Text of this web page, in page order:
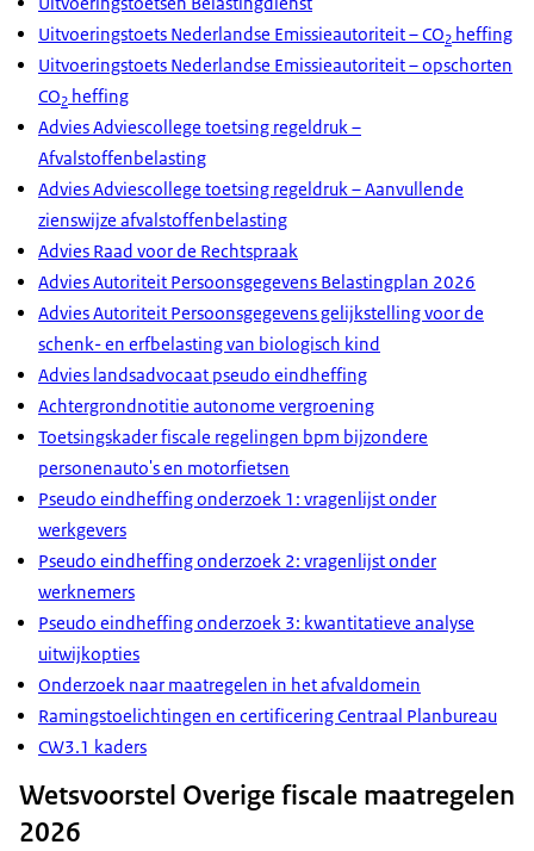
Uitvoeringstoets Nederlandse Emissieautoriteit – CO2 heffing
Uitvoeringstoets Nederlandse Emissieautoriteit – opschorten
CO2 heffing
Advies Adviescollege toetsing regeldruk –
Afvalstoffenbelasting
Advies Adviescollege toetsing regeldruk – Aanvullende
zienswijze afvalstoffenbelasting
Advies Raad voor de Rechtspraak
Advies Autoriteit Persoonsgegevens Belastingplan 2026
Advies Autoriteit Persoonsgegevens gelijkstelling voor de
schenk- en erfbelasting van biologisch kind
Advies landsadvocaat pseudo eindheffing
Achtergrondnotitie autonome vergroening
Toetsingskader fiscale regelingen bpm bijzondere
personenauto's en motorfietsen
Pseudo eindheffing onderzoek 1: vragenlijst onder
werkgevers
Pseudo eindheffing onderzoek 2: vragenlijst onder
werknemers
Pseudo eindheffing onderzoek 3: kwantitatieve analyse
uitwijkopties
Onderzoek naar maatregelen in het afvaldomein
Ramingstoelichtingen en certificering Centraal Planbureau
CW3.1 kaders
Wetsvoorstel Overige fiscale maatregelen
2026